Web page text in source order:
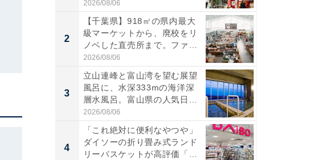
伊...
2026/08/06
2
【千葉県】918㎡の県内最大
級マーケットから、廃校をリ
ノベした直売所まで。ファ
ー...
2026/08/06
3
立山連峰と富山湾を望む展望
風呂に、水深333mの海洋深
層水風呂。富山県の人気日
帰...
2026/08/06
4
「これ絶対に便利なやつや」
ダイソーの折り畳み式ランド
リーバスケットが高評価「使